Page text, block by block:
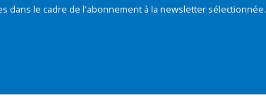
le cadre de l'abonnement à la newsletter sélectionnée.